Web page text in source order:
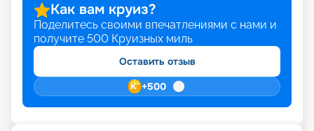
Как вам круиз?
Поделитесь своими впечатлениями с нами и
получите 500 Круизных миль
Оставить отзыв
+500